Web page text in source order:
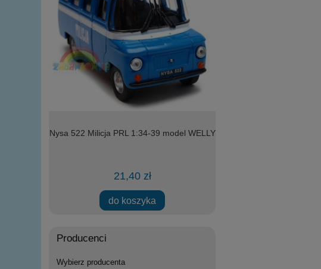
Nysa 522 Milicja PRL 1:34-39 model WELLY
21,40 zł
do koszyka
Producenci
Wybierz producenta